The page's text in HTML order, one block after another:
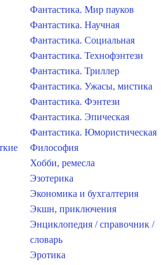
Фантастика. Мир пауков
Фантастика. Научная
Фантастика. Социальная
Фантастика. Технофэнтези
Фантастика. Триллер
Фантастика. Ужасы, мистика
Фантастика. Фэнтези
Фантастика. Эпическая
Фантастика. Юмористическая
Философия
Хобби, ремесла
Эзотерика
Экономика и бухгалтерия
Экшн, приключения
Энциклопедия / справочник /
словарь
Эротика